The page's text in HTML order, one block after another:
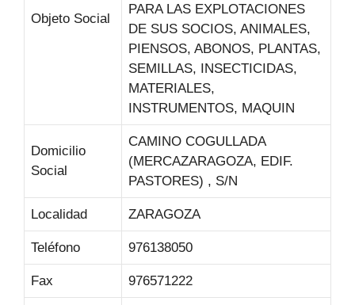
Objeto Social
PARA LAS EXPLOTACIONES
DE SUS SOCIOS, ANIMALES,
PIENSOS, ABONOS, PLANTAS,
SEMILLAS, INSECTICIDAS,
MATERIALES,
INSTRUMENTOS, MAQUIN
Domicilio
Social
CAMINO COGULLADA
(MERCAZARAGOZA, EDIF.
PASTORES) , S/N
Localidad ZARAGOZA
Teléfono 976138050
Fax 976571222